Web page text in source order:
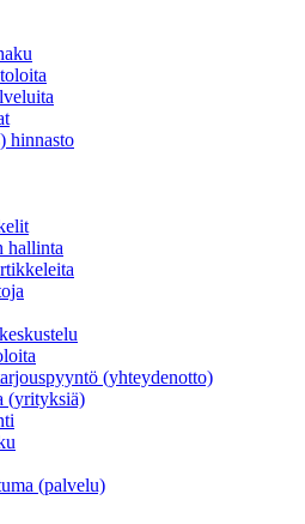
hinnasto
hallinta
(yhteydenotto)
(yrityksiä)
(palvelu)